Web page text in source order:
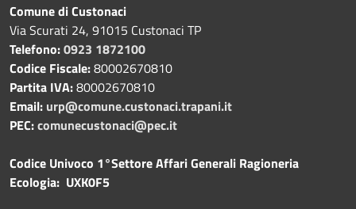
Comune di Custonaci
Via Scurati 24, 91015 Custonaci TP
Telefono:0923 1872100
Codice Fiscale:80002670810
Partita IVA:80002670810
Email: urp@comune.custonaci.trapani.it
PEC:comunecustonaci@pec.it
Codice Univoco 1°Settore Affari Generali Ragioneria
Ecologia: UXK0F5